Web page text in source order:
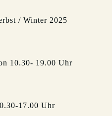
/ Winter 2025
10.30- 19.00 Uhr
17.00 Uhr